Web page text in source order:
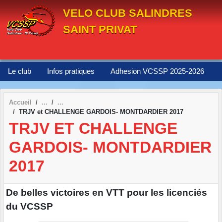
VELO CLUB SALINDRES
SAINT PRIVAT
Le club Infos pratiques Adhesion VCSSP 2025-2026
Accueil
TRJV et CHALLENGE GARDOIS- MONTDARDIER 2017
TRJV ET CHALLENGE
GARDOIS- MONTDARDIER
2017
De belles victoires en VTT pour les licenciés
du VCSSP
Panneau de gestion des cookies